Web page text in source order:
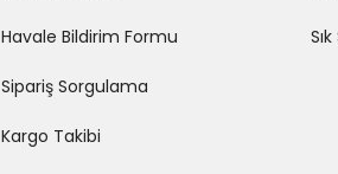
Havale Bildirim Formu
Sipariş Sorgulama
Kargo Takibi